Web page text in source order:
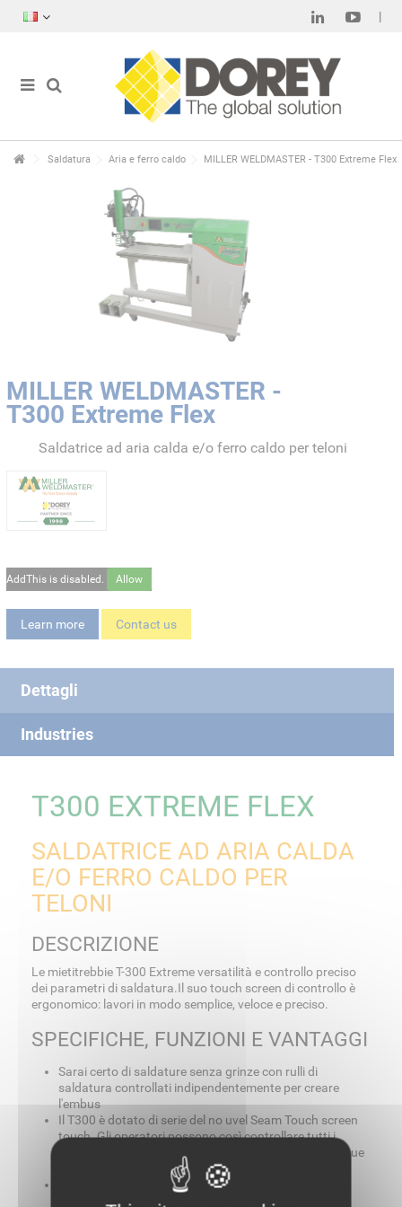
Saldatura Aria e ferro caldo MILLER WELDMASTER - T300 Extreme Flex
MILLER WELDMASTER -
T300 Extreme Flex
Saldatrice ad aria calda e/o ferro caldo per teloni
AddThis is disabled. Allow
Learn more Contact us
Dettagli
Industries
T300 EXTREME FLEX
SALDATRICE AD ARIA CALDA
E/O FERRO CALDO PER
TELONI
DESCRIZIONE
Le mietitrebbie T-300 Extreme versatilità e controllo preciso
dei parametri di saldatura.Il suo touch screen di controllo è
ergonomico: lavori in modo semplice, veloce e preciso.
SPECIFICHE, FUNZIONI E VANTAGGI
Sarai certo di saldature senza grinze con rulli di
saldatura controllati indipendentemente per creare
l'embus
Il T300 è dotato di serie del no uvel Seam Touch screen
touch. Gli operatori possono così controllare tutti i
parametri di saldatura, su un display digitale, in 8 lingue
diverse e salvare fino a 25 programmi.
Guide e accessori disponibili per la saldatura di orli
piatti, orli stretti, sovrapposizioni, orli tasche e molti